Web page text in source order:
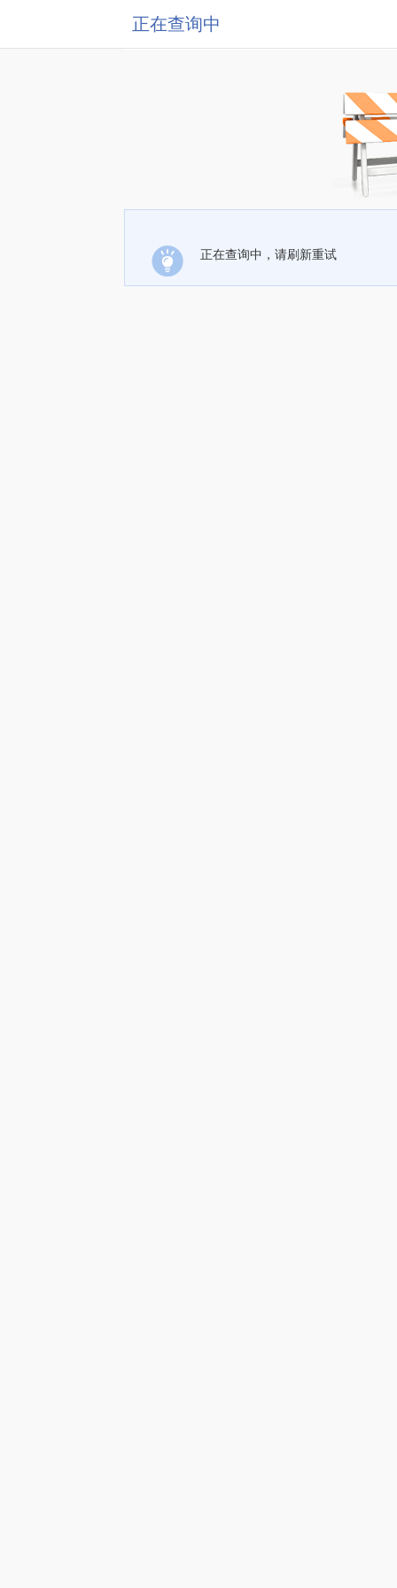
正在查询中
正在查询中，请刷新重试